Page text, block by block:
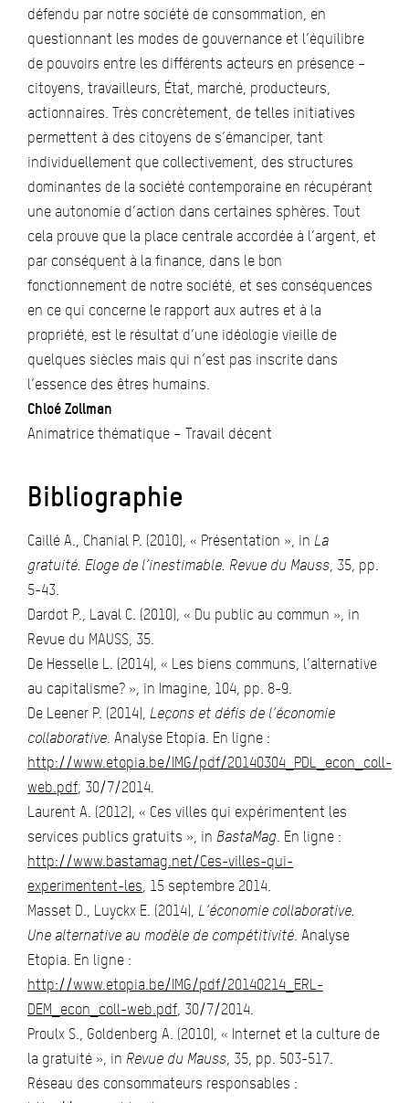
défendu par notre société de consommation, en
questionnant les modes de gouvernance et l’équilibre
de pouvoirs entre les différents acteurs en présence –
citoyens, travailleurs, État, marché, producteurs,
actionnaires. Très concrètement, de telles initiatives
permettent à des citoyens de s’émanciper, tant
individuellement que collectivement, des structures
dominantes de la société contemporaine en récupérant
une autonomie d’action dans certaines sphères. Tout
cela prouve que la place centrale accordée à l’argent, et
par conséquent à la finance, dans le bon
fonctionnement de notre société, et ses conséquences
en ce qui concerne le rapport aux autres et à la
propriété, est le résultat d’une idéologie vieille de
quelques siècles mais qui n’est pas inscrite dans
l’essence des êtres humains.
Chloé Zollman
Animatrice thématique – Travail décent
Bibliographie
Caillé A., Chanial P. (2010), « Présentation », in La
gratuité. Eloge de l’inestimable. Revue du Mauss, 35, pp.
5-43.
Dardot P., Laval C. (2010), « Du public au commun », in
Revue du MAUSS, 35.
De Hesselle L. (2014), « Les biens communs, l’alternative
au capitalisme? », in Imagine, 104, pp. 8-9.
De Leener P. (2014), Leçons et défis de l’économie
collaborative. Analyse Etopia. En ligne :
http://www.etopia.be/IMG/pdf/20140304_PDL_econ_coll-
web.pdf, 30/7/2014.
Laurent A. (2012), « Ces villes qui expérimentent les
services publics gratuits », in BastaMag. En ligne :
http://www.bastamag.net/Ces-villes-qui-
experimentent-les, 15 septembre 2014.
Masset D., Luyckx E. (2014), L’économie collaborative.
Une alternative au modèle de compétitivité. Analyse
Etopia. En ligne :
http://www.etopia.be/IMG/pdf/20140214_ERL-
DEM_econ_coll-web.pdf, 30/7/2014.
Proulx S., Goldenberg A. (2010), « Internet et la culture de
la gratuité », in Revue du Mauss, 35, pp. 503-517.
Réseau des consommateurs responsables :